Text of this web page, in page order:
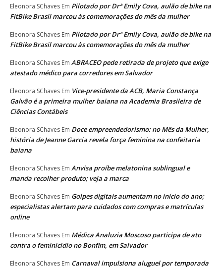
Eleonora SChaves Em Pilotado por Drª Emily Cova, aulão de bike na
FitBike Brasil marcou às comemorações do mês da mulher
Eleonora SChaves Em Pilotado por Drª Emily Cova, aulão de bike na
FitBike Brasil marcou às comemorações do mês da mulher
Eleonora SChaves Em ABRACEO pede retirada de projeto que exige
atestado médico para corredores em Salvador
Eleonora SChaves Em Vice-presidente da ACB, Maria Constança
Galvão é a primeira mulher baiana na Academia Brasileira de
Ciências Contábeis
Eleonora SChaves Em Doce empreendedorismo: no Mês da Mulher,
história de Jeanne Garcia revela força feminina na confeitaria
baiana
Eleonora SChaves Em Anvisa proíbe melatonina sublingual e
manda recolher produto; veja a marca
Eleonora SChaves Em Golpes digitais aumentam no início do ano;
especialistas alertam para cuidados com compras e matrículas
online
Eleonora SChaves Em Médica Analuzia Moscoso participa de ato
contra o feminicídio no Bonfim, em Salvador
Eleonora SChaves Em Carnaval impulsiona aluguel por temporada